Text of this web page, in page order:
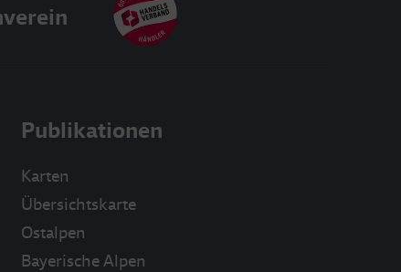
Publikationen
Karten
Übersichtskarte
Ostalpen
Bayerische Alpen